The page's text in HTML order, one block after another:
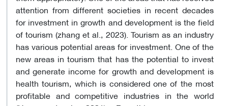
attention from different societies in recent decades
for investment in growth and development is the field
of tourism (zhang et al., 2023). Tourism as an industry
has various potential areas for investment. One of the
new areas in tourism that has the potential to invest
and generate income for growth and development is
health tourism, which is considered one of the most
profitable and competitive industries in the world